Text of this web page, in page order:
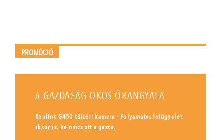
PROMÓCIÓ
A GAZDASÁG OKOS ŐRANGYALA
Reolink G450 kültéri kamera - Folyamatos felügyelet
akkor is, ha nincs ott a gazda.